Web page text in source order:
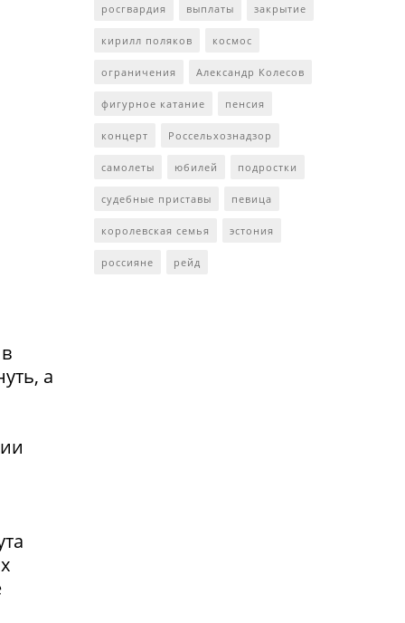
а
росгвардия выплаты закрытие
кирилл поляков космос
ограничения Александр Колесов
фигурное катание пенсия
концерт Россельхознадзор
самолеты юбилей подростки
судебные приставы певица
королевская семья эстония
россияне рейд